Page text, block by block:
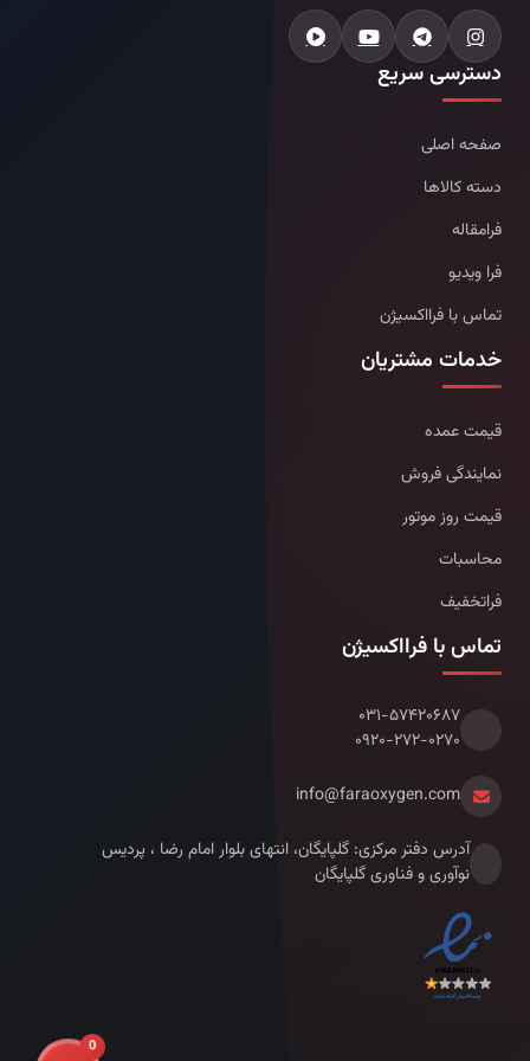
دسترسی سریع
صفحه اصلی
دسته کالاها
فرامقاله
فرا ویدیو
تماس با فرااکسیژن
خدمات مشتریان
قیمت عمده
نمایندگی فروش
قیمت روز موتور
محاسبات
فراتخفیف
تماس با فرااکسیژن
۰۳۱-۵۷۴۲۰۶۸۷
۰۹۲۰-۲۷۲-۰۲۷۰
info@faraoxygen.com
آدرس دفتر مرکزی: گلپایگان، انتهای بلوار امام رضا ، پردیس
نوآوری و فناوری گلپایگان
0